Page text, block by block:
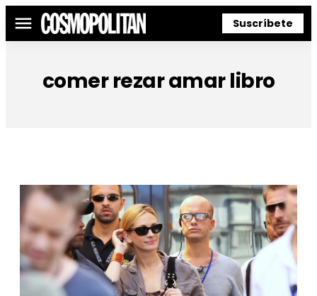
Menú Suscríbete
comer rezar amar libro